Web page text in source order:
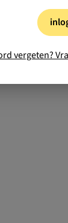
vergeten?